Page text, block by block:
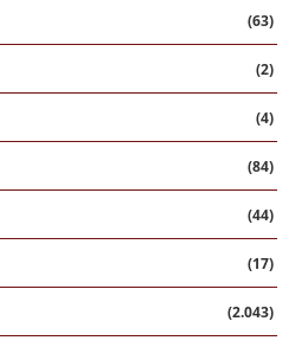
(63)
(2)
(4)
(84)
(44)
(17)
(2.043)